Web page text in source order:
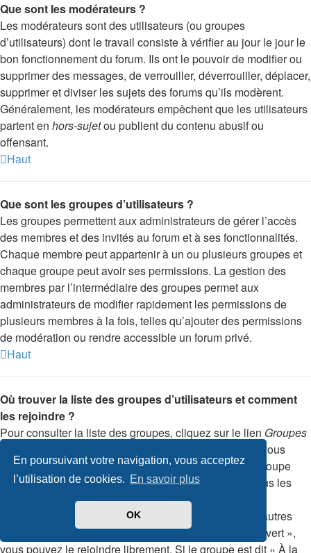
En poursuivant votre navigation, vous acceptez
l’utilisation de cookies. En savoir plus
OK
Que sont les modérateurs ?
Les modérateurs sont des utilisateurs (ou groupes
d’utilisateurs) dont le travail consiste à vérifier au jour le jour le
bon fonctionnement du forum. Ils ont le pouvoir de modifier ou
supprimer des messages, de verrouiller, déverrouiller, déplacer,
supprimer et diviser les sujets des forums qu’ils modèrent.
Généralement, les modérateurs empêchent que les utilisateurs
partent en hors-sujetou publient du contenu abusif ou
offensant.
Haut
Que sont les groupes d’utilisateurs ?
Les groupes permettent aux administrateurs de gérer l’accès
des membres et des invités au forum et à ses fonctionnalités.
Chaque membre peut appartenir à un ou plusieurs groupes et
chaque groupe peut avoir ses permissions. La gestion des
membres par l’intermédiaire des groupes permet aux
administrateurs de modifier rapidement les permissions de
plusieurs membres à la fois, telles qu’ajouter des permissions
de modération ou rendre accessible un forum privé.
Haut
Où trouver la liste des groupes d’utilisateurs et comment
les rejoindre ?
Pour consulter la liste des groupes, cliquez sur le lien Groupes
depuis votre panneau de l’utilisateur. Si vous
souhaitez rejoindre un des groupes, sélectionnez le groupe
désiré et cliquez sur le bouton approprié. Toutefois, tous les
groupes ne sont pas en libre accès. Certains peuvent
nécessiter une approbation, certains sont fermés et d’autres
peuvent même être masqués. Si le groupe est dit « Ouvert »,
vous pouvez le rejoindre librement. Si le groupe est dit « À la